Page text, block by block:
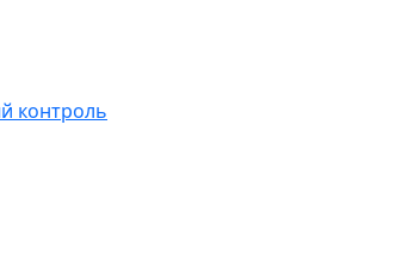
контроль